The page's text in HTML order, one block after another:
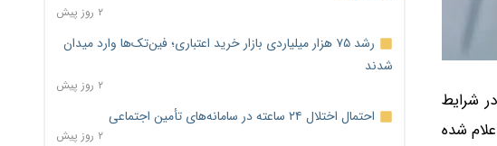
شرایط
شده
۲ روز پیش
رشد ۷۵ هزار میلیاردی بازار خرید اعتباری؛ فین‌تک‌ها وارد میدان
شدند
۲ روز پیش
احتمال اختلال ۲۴ ساعته در سامانه‌های تأمین اجتماعی
۲ روز پیش